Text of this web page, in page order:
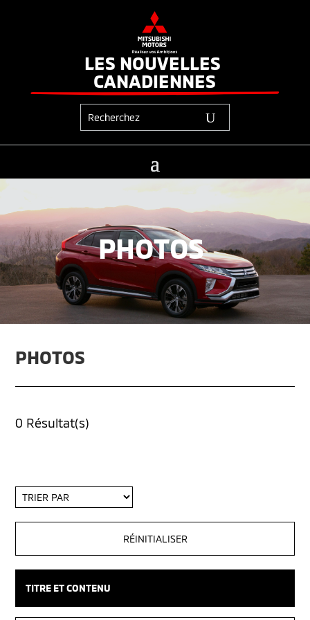
LES NOUVELLES
CANADIENNES
PHOTOS
PHOTOS
0 Résultat(s)
Trier
TITRE ET CONTENU